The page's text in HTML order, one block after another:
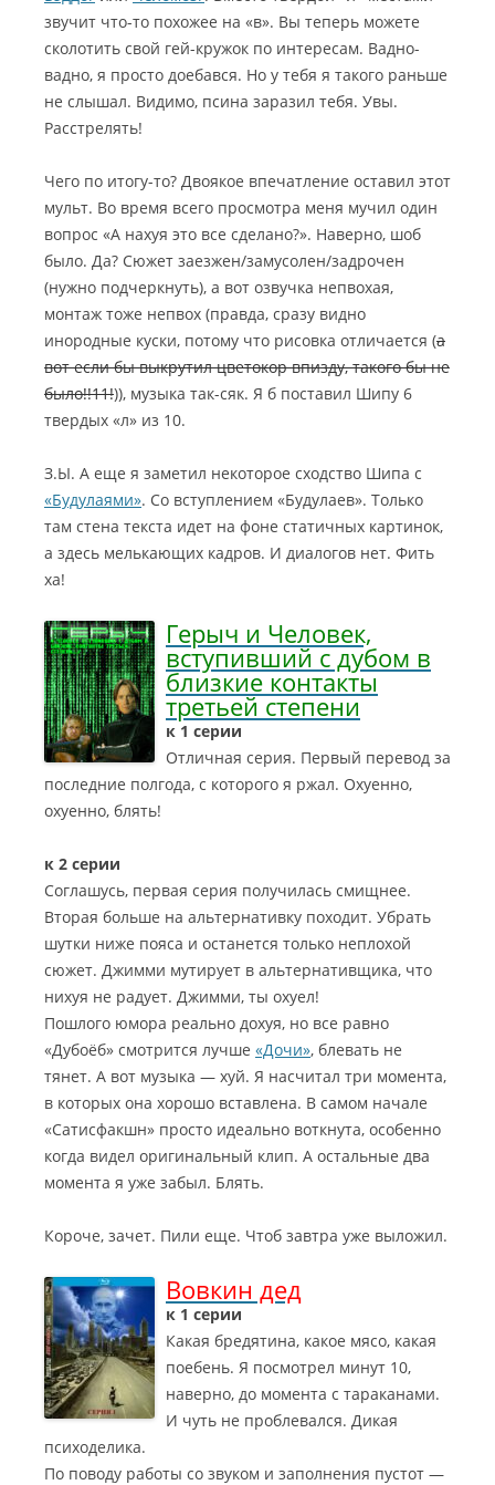
звучит что-то похожее на «в». Вы теперь можете
сколотить свой гей-кружок по интересам. Вадно-
вадно, я просто доебався. Но у тебя я такого раньше
не слышал. Видимо, псина заразил тебя. Увы.
Расстрелять!
Чего по итогу-то? Двоякое впечатление оставил этот
мульт. Во время всего просмотра меня мучил один
вопрос «А нахуя это все сделано?». Наверно, шоб
было. Да? Сюжет заезжен/замусолен/задрочен
(нужно подчеркнуть), а вот озвучка непвохая,
монтаж тоже непвох (правда, сразу видно
инородные куски, потому что рисовка отличается (а
вот если бы выкрутил цветокор впизду, такого бы не
было!!11!)), музыка так-сяк. Я б поставил Шипу 6
твердых «л» из 10.
З.Ы. А еще я заметил некоторое сходство Шипа с
«Будулаями». Со вступлением «Будулаев». Только
там стена текста идет на фоне статичных картинок,
а здесь мелькающих кадров. И диалогов нет. Фить
ха!
Герыч и Человек,
вступивший с дубом в
близкие контакты
третьей степени
к 1 серии
Отличная серия. Первый перевод за
последние полгода, с которого я ржал. Охуенно,
охуенно, блять!
к 2 серии
Соглашусь, первая серия получилась смищнее.
Вторая больше на альтернативку походит. Убрать
шутки ниже пояса и останется только неплохой
сюжет. Джимми мутирует в альтернативщика, что
нихуя не радует. Джимми, ты охуел!
Пошлого юмора реально дохуя, но все равно
«Дубоёб» смотрится лучше «Дочи», блевать не
тянет. А вот музыка — хуй. Я насчитал три момента,
в которых она хорошо вставлена. В самом начале
«Сатисфакшн» просто идеально воткнута, особенно
когда видел оригинальный клип. А остальные два
момента я уже забыл. Блять.
Короче, зачет. Пили еще. Чтоб завтра уже выложил.
Вовкин дед
к 1 серии
Какая бредятина, какое мясо, какая
поебень. Я посмотрел минут 10,
наверно, до момента с тараканами.
И чуть не проблевался. Дикая
психоделика.
По поводу работы со звуком и заполнения пустот —